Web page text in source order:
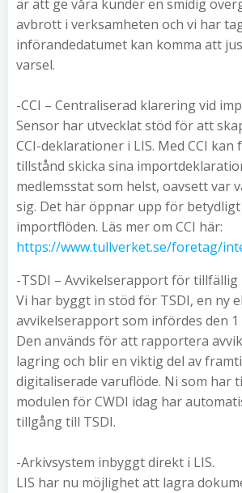
är att ge våra kunder en smidig
avbrott i verksamheten och vi har
införandedatumet kan komma att
varsel.
-CCI – Centraliserad klarering vid
Sensor har utvecklat stöd för att
CCI-deklarationer i LIS. Med CCI kan
tillstånd skicka sina
medlemsstat som helst, oavsett var
sig. Det här öppnar upp för
importflöden. Läs mer om CCI här:
https://www.tullverket.se/foretag/
-TSDI – Avvikelserapport för
Vi har byggt in stöd för TSDI, en ny
avvikelserapport som infördes den 1
Den används för att rapportera
lagring och blir en viktig del av
digitaliserade varuflöde. Ni som har
modulen för CWDI idag har
tillgång till TSDI.
-Arkivsystem inbyggt direkt i LIS.
LIS har nu möjlighet att lagra